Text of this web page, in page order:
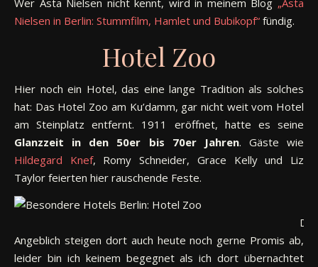
Nielsen in Berlin: Stummfilm, Hamlet und Bubikopf“ fündig.
Hotel Zoo
Hier noch ein Hotel, das eine lange Tradition als solches
hat: Das Hotel Zoo am Ku’damm, gar nicht weit vom Hotel
am Steinplatz entfernt. 1911 eröffnet, hatte es seine
Glanzzeit in den 50er bis 70er Jahren. Gäste wie
Hildegard Knef, Romy Schneider, Grace Kelly und Liz
Taylor feierten hier rauschende Feste.
Die
Angeblich steigen dort auch heute noch gerne Promis ab,
leider bin ich keinem begegnet als ich dort übernachtet